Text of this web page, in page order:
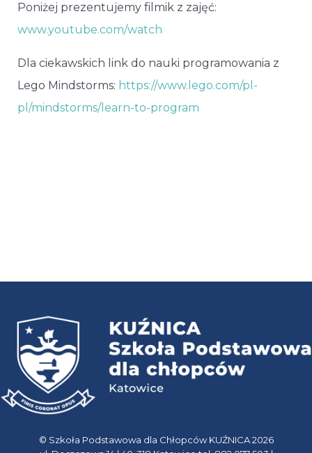
Poniżej prezentujemy filmik z zajęć:
www.youtube.com/watch
Dla ciekawskich link do nauki programowania z
Lego Mindstorms: https://www.lego.com/pl-
pl/mindstorms/learn-to-program
© Szkoła Podstawowa dla Chłopców KUŹNICA 2026